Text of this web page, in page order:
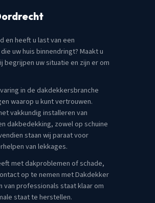
en heeft u last van een
uw huis binnendringt? Maakt u
begrijpen uw situatie en zijn er om
in de dakdekkersbranche
waarop u kunt vertrouwen.
vakkundig installeren van
dakbedekking, zowel op schuine
staan wij paraat voor
van lekkages.
met dakproblemen of schade,
op te nemen met Dakdekker
van professionals staat klaar om
staat te herstellen.